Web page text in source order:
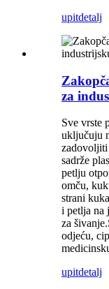
upitdetalj
za
Sve vrste
uključuju
zadovoljiti
sadrže
petlju
omču,
strani
i petlja na
za
odjeću,
upitdetalj